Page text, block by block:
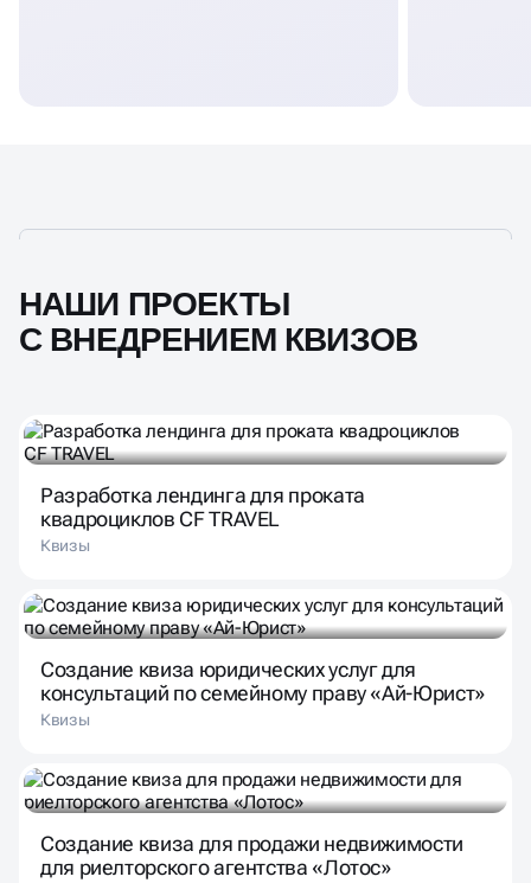
НАШИ ПРОЕКТЫ
С ВНЕДРЕНИЕМ КВИЗОВ
Разработка лендинга для проката
квадроциклов CF TRAVEL
Квизы
Создание квиза юридических услуг для
консультаций по семейному праву «Ай-Юрист»
Квизы
Создание квиза для продажи недвижимости
для риелторского агентства «Лотос»